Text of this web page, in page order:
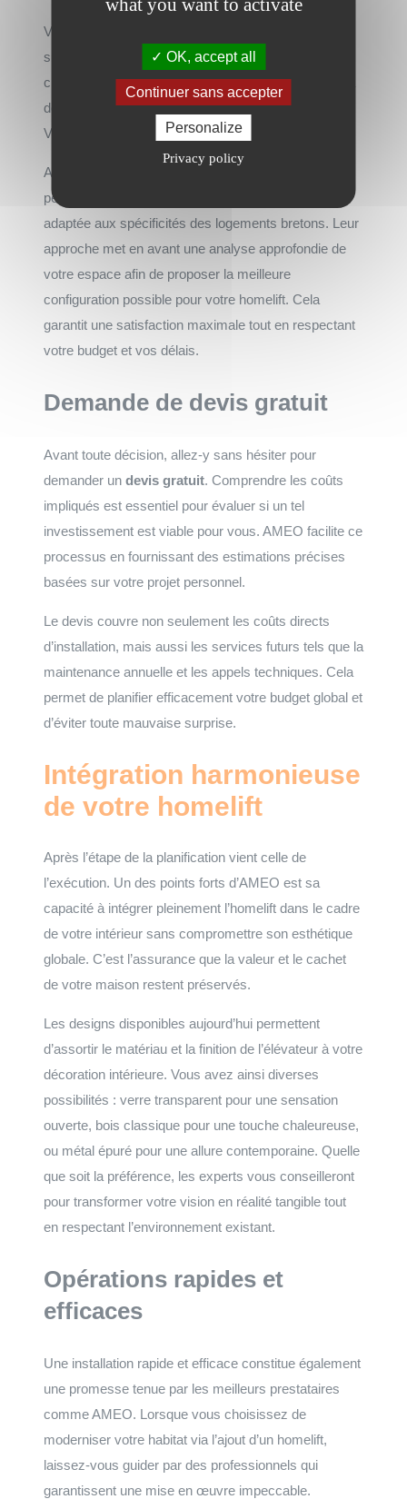
what you want to activate
OK, accept all
Continuer sans accepter
Personalize
Privacy policy
Vous devez maintenant vous poser la question
suivante : comment faire pour installer ce dispositif
chez soi ? La première étape consiste à faire appel à
des professionnels expérimentés dans le domaine.
Voilà où AMEO entre en jeu.
Avoir recours à
personnalisés et d’une expertise locale précisément
adaptée aux spécificités des logements bretons. Leur
approche met en avant une analyse approfondie de
votre espace afin de proposer la meilleure
configuration possible pour votre homelift. Cela
garantit une satisfaction maximale tout en respectant
votre budget et vos délais.
Demande de devis gratuit
Avant toute décision, allez-y sans hésiter pour
demander un devis gratuit. Comprendre les coûts
impliqués est essentiel pour évaluer si un tel
investissement est viable pour vous. AMEO facilite ce
processus en fournissant des estimations précises
basées sur votre projet personnel.
Le devis couvre non seulement les coûts directs
d’installation, mais aussi les services futurs tels que la
maintenance annuelle et les appels techniques. Cela
permet de planifier efficacement votre budget global et
d’éviter toute mauvaise surprise.
Intégration harmonieuse
de votre homelift
Après l’étape de la planification vient celle de
l’exécution. Un des points forts d’AMEO est sa
capacité à intégrer pleinement l’homelift dans le cadre
de votre intérieur sans compromettre son esthétique
globale. C’est l’assurance que la valeur et le cachet
de votre maison restent préservés.
Les designs disponibles aujourd’hui permettent
d’assortir le matériau et la finition de l’élévateur à votre
décoration intérieure. Vous avez ainsi diverses
possibilités : verre transparent pour une sensation
ouverte, bois classique pour une touche chaleureuse,
ou métal épuré pour une allure contemporaine. Quelle
que soit la préférence, les experts vous conseilleront
pour transformer votre vision en réalité tangible tout
en respectant l’environnement existant.
Opérations rapides et
efficaces
Une installation rapide et efficace constitue également
une promesse tenue par les meilleurs prestataires
comme AMEO. Lorsque vous choisissez de
moderniser votre habitat via l’ajout d’un homelift,
laissez-vous guider par des professionnels qui
garantissent une mise en œuvre impeccable.